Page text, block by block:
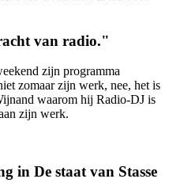
van radio."
zijn programma
zomaar zijn werk, nee, het is
waarom hij Radio-DJ is
zijn werk.
in De staat van Stasse